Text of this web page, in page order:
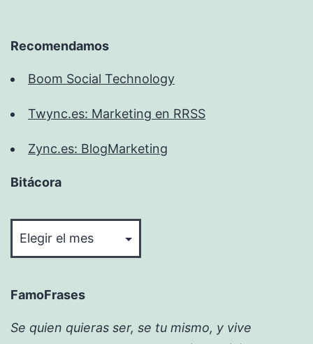
Recomendamos
Boom Social Technology
Twync.es: Marketing en RRSS
Zync.es: BlogMarketing
Bitácora
FamoFrases
Se quien quieras ser, se tu mismo, y vive